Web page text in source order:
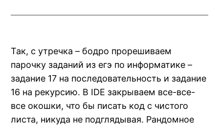
Так, с утречка – бодро прорешиваем
парочку заданий из егэ по информатике –
задание 17 на последовательность и задание
16 на рекурсию. В IDE закрываем все-все-
все окошки, что бы писать код с чистого
листа, никуда не подглядывая. Рандомное